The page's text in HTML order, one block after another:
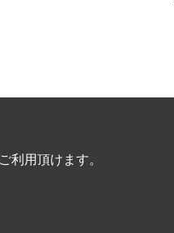
用頂けます。